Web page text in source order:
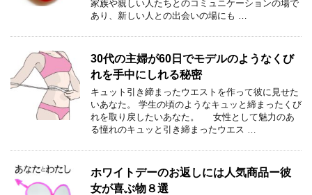
家族や親しい人たちとのコミュニケーションの場で
あり、新しい人との出会いの場にも …
30代の主婦が60日でモデルのようなくび
れを手中にしれる秘密
キュット引き締まったウエストを作って彼に見せた
いあなた。 学生の頃のようなキュッと締まったくび
れを取り戻したいあなた。 女性として魅力のあ
る憧れのキュッと引き締まったウエス …
ホワイトデーのお返しには人気商品ー彼
女が喜ぶ物８選